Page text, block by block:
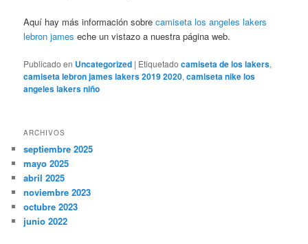
Aquí hay más información sobrecamiseta los angeles lakers
lebron james eche un vistazo a nuestra página web.
Publicado en Uncategorized | Etiquetado camiseta de los lakers,
camiseta lebron james lakers 2019 2020,camiseta nike los
angeles lakers niño
ARCHIVOS
septiembre 2025
mayo 2025
abril 2025
noviembre 2023
octubre 2023
junio 2022